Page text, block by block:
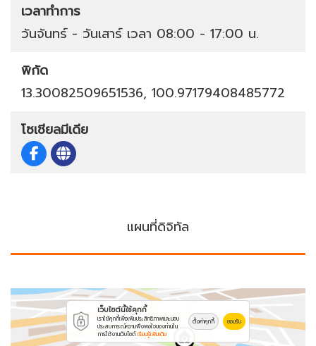
เวลาทำการ
วันจันทร์ - วันเสาร์ เวลา 08:00 - 17:00 น.
พิกัด
13.30082509651536, 100.97179408485772
โซเชียลมีเดีย
แผนที่ดิจิทัล
เว็บไซต์นี้ใช้คุกกี้
เราใช้คุกกี้เพื่อเพิ่มประสิทธิภาพและมอบ
ประสบการณ์ความพึงพอใจของท่านใน
การใช้งานเว็บไซต์เรียนรู้เพิ่มเติม
ตั้งค่าคุกกี้ ยอมรับ